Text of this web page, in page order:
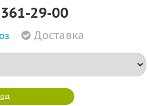
29-00
Доставка